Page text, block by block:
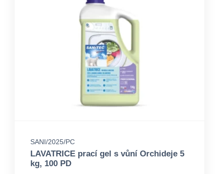
SANI/2025/PC
LAVATRICE prací gel s vůní Orchideje 5
kg, 100 PD